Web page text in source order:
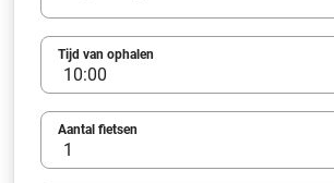
Tijd van ophalen
Aantal fietsen